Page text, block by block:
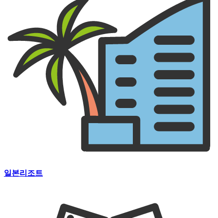
일본리조트